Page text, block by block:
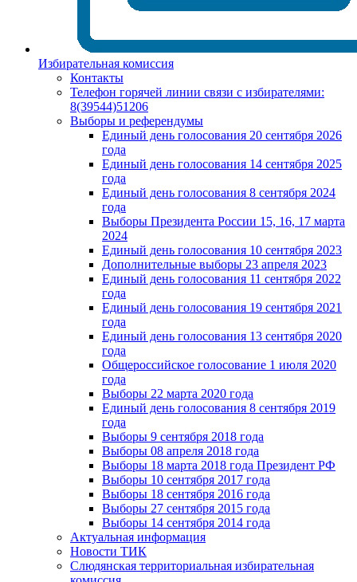
Избирательная комиссия
Контакты
Телефон горячей линии связи с избирателями:
8(39544)51206
Выборы и референдумы
Единый день голосования 20 сентября 2026
года
Единый день голосования 14 сентября 2025
года
Единый день голосования 8 сентября 2024
года
Выборы Президента России 15, 16, 17 марта
2024
Единый день голосования 10 сентября 2023
Дополнительные выборы 23 апреля 2023
Единый день голосования 11 сентября 2022
года
Единый день голосования 19 сентября 2021
года
Единый день голосования 13 сентября 2020
года
Общероссийское голосование 1 июля 2020
года
Выборы 22 марта 2020 года
Единый день голосования 8 сентября 2019
года
Выборы 9 сентября 2018 года
Выборы 08 апреля 2018 года
Выборы 18 марта 2018 года Президент РФ
Выборы 10 сентября 2017 года
Выборы 18 сентября 2016 года
Выборы 27 сентября 2015 года
Выборы 14 сентября 2014 года
Актуальная информация
Новости ТИК
Слюдянская территориальная избирательная